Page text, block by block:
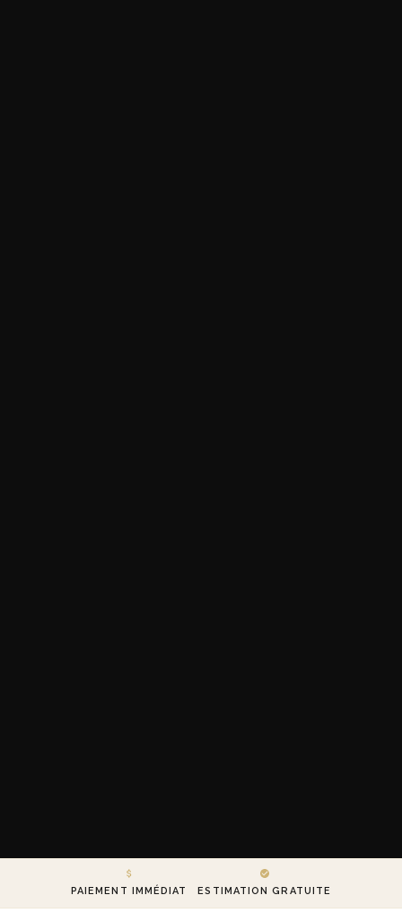
PAIEMENT IMMÉDIAT ESTIMATION GRATUITE